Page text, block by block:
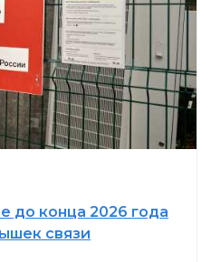
до конца 2026 года
связи